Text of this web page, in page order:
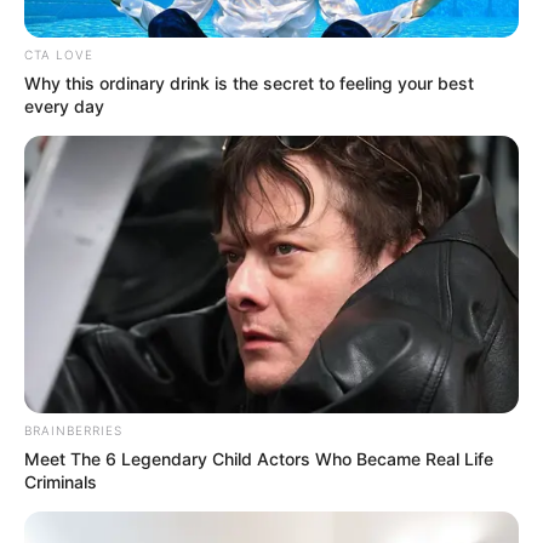
Agencia Nacional de Infraestructura
Uno de los afluentes más importantes de Colombia fue
reconocido como sujeto de derechos.
Por:Edna Catalina Porras Pico
Mayo 10, 2025
CTA LOVE
Why this ordinary drink is the secret to feeling your best
every day
BRAINBERRIES
Meet The 6 Legendary Child Actors Who Became Real Life
Criminals